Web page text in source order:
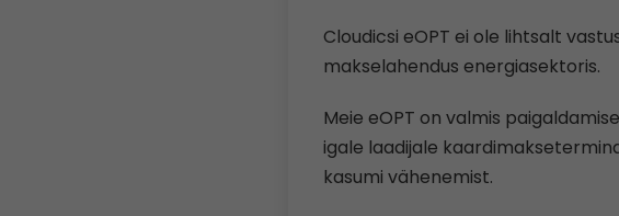
Cloudicsi eOPT ei ole lihtsalt
makselahendus energiasektoris.
Meie eOPT on valmis
igale laadijale
kasumi vähenemist.